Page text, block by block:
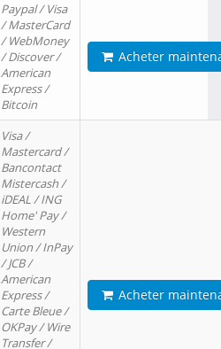
Paypal / Visa
/ MasterCard
/ WebMoney
/ Discover /
American
Express /
Bitcoin
Acheter
Visa /
Mastercard /
Bancontact
Mistercash /
iDEAL / ING
Home' Pay /
Western
Union / InPay
/ JCB /
American
Express /
Carte Bleue /
OKPay / Wire
Transfer /
Acheter